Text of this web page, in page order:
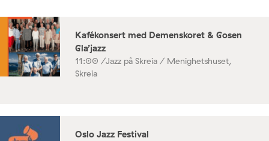
Kafékonsert med Demenskoret & Gosen
Gla’jazz
11:00 /Jazz på Skreia / Menighetshuset,
Skreia
Oslo Jazz Festival